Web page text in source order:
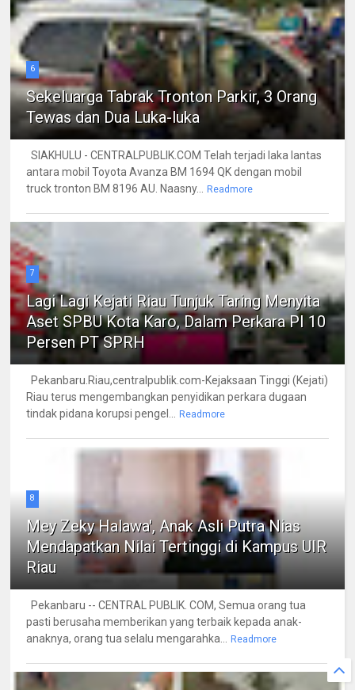
6
Sekeluarga Tabrak Tronton Parkir, 3 Orang
Tewas dan Dua Luka-luka
SIAKHULU - CENTRALPUBLIK.COM Telah terjadi laka lantas
antara mobil Toyota Avanza BM 1694 QK dengan mobil
truck tronton BM 8196 AU. Naasny...
Readmore
7
Lagi Lagi Kejati Riau Tunjuk Taring Menyita
Aset SPBU Kota Karo, Dalam Perkara PI 10
Persen PT SPRH
Pekanbaru.Riau,centralpublik.com-Kejaksaan Tinggi (Kejati)
Riau terus mengembangkan penyidikan perkara dugaan
tindak pidana korupsi pengel...
Readmore
8
Mey Zeky Halawa', Anak Asli Putra Nias
Mendapatkan Nilai Tertinggi di Kampus UIR
Riau
Pekanbaru -- CENTRAL PUBLIK. COM, Semua orang tua
pasti berusaha memberikan yang terbaik kepada anak-
anaknya, orang tua selalu mengarahka...
Readmore